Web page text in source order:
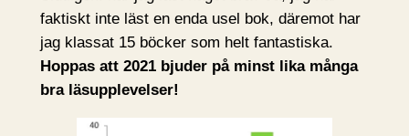
faktiskt inte läst en enda usel bok, däremot har
jag klassat 15 böcker som helt fantastiska.
Hoppas att 2021 bjuder på minst lika många
bra läsupplevelser!